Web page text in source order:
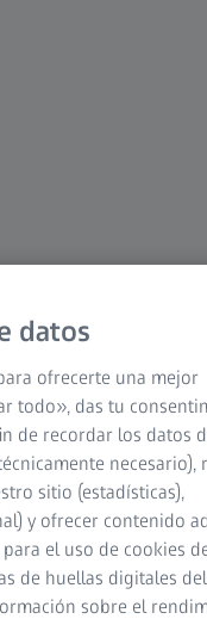
datos
ofrecerte una mejor
todo», das tu
de recordar los datos
necesario),
sitio (estadísticas),
y ofrecer contenido
el uso de cookies
de huellas digitales del
sobre el